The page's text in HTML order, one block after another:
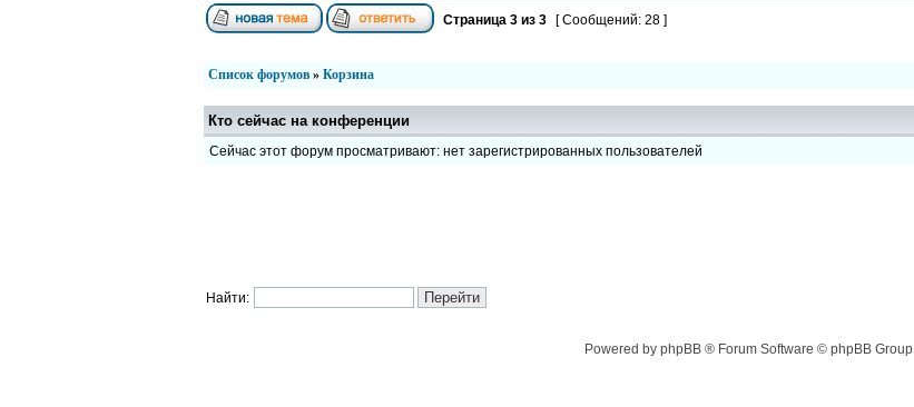
Страница 3 из 3 [ Сообщений: 28 ]
Список форумов » Корзина
Кто сейчас на конференции
Сейчас этот форум просматривают: нет зарегистрированных пользователей
Найти:
Powered by phpBB ® Forum Software © phpBB Group